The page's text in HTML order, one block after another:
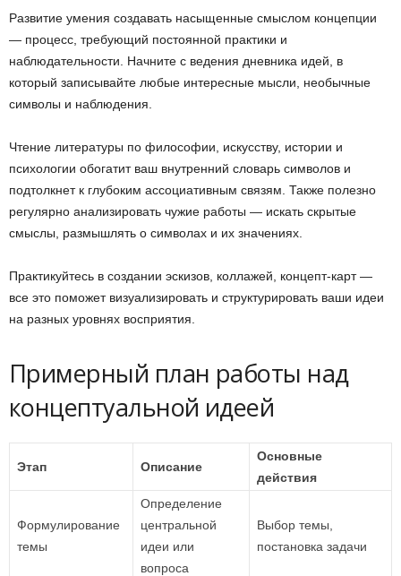
Развитие умения создавать насыщенные смыслом концепции
— процесс, требующий постоянной практики и
наблюдательности. Начните с ведения дневника идей, в
который записывайте любые интересные мысли, необычные
символы и наблюдения.
Чтение литературы по философии, искусству, истории и
психологии обогатит ваш внутренний словарь символов и
подтолкнет к глубоким ассоциативным связям. Также полезно
регулярно анализировать чужие работы — искать скрытые
смыслы, размышлять о символах и их значениях.
Практикуйтесь в создании эскизов, коллажей, концепт-карт —
все это поможет визуализировать и структурировать ваши идеи
на разных уровнях восприятия.
Примерный план работы над
концептуальной идеей
Этап Описание
Основные
действия
Формулирование
темы
Определение
центральной
идеи или
вопроса
Выбор темы,
постановка задачи